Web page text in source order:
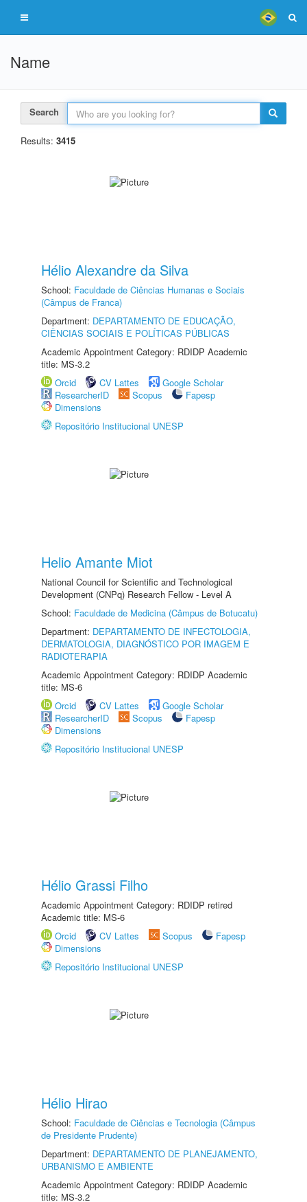
Name
Search
Results: 3415
Hélio Alexandre da Silva
School: Faculdade de Ciências Humanas e Sociais
(Câmpus de Franca)
Department: DEPARTAMENTO DE EDUCAÇÃO,
CIÊNCIAS SOCIAIS E POLÍTICAS PÚBLICAS
Academic Appointment Category: RDIDP Academic
title: MS-3.2
Orcid
CV Lattes
Google Scholar
ResearcherID
Scopus
Fapesp
Dimensions
Repositório Institucional UNESP
Helio Amante Miot
National Council for Scientific and Technological
Development (CNPq) Research Fellow - Level A
School: Faculdade de Medicina (Câmpus de Botucatu)
Department: DEPARTAMENTO DE INFECTOLOGIA,
DERMATOLOGIA, DIAGNÓSTICO POR IMAGEM E
RADIOTERAPIA
Academic Appointment Category: RDIDP Academic
title: MS-6
Orcid
CV Lattes
Google Scholar
ResearcherID
Scopus
Fapesp
Dimensions
Repositório Institucional UNESP
Hélio Grassi Filho
Academic Appointment Category: RDIDP retired
Academic title: MS-6
Orcid
CV Lattes Scopus
Fapesp
Dimensions
Repositório Institucional UNESP
Hélio Hirao
School: Faculdade de Ciências e Tecnologia (Câmpus
de Presidente Prudente)
Department: DEPARTAMENTO DE PLANEJAMENTO,
URBANISMO E AMBIENTE
Academic Appointment Category: RDIDP Academic
title: MS-3.2